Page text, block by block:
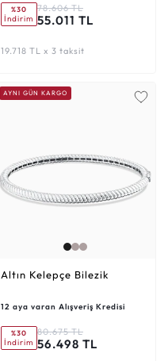
%30
İndirim
78.606 TL
55.011 TL
19.718 TL x 3 taksit
AYNI GÜN KARGO
Altın Kelepçe Bilezik
12 aya varan Alışveriş Kredisi
%30
İndirim
80.675 TL
56.498 TL